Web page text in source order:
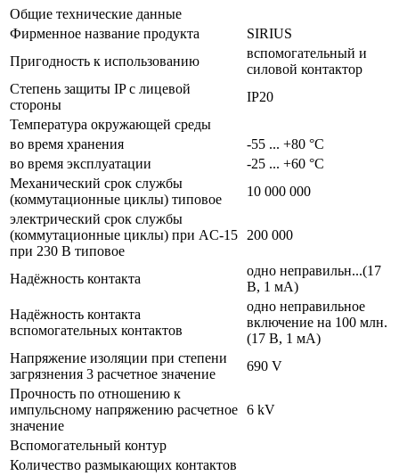
Общие технические данные
Фирменное название продукта
SIRIUS
Пригодность к использованию
вспомогательный и
силовой контактор
Степень защиты IP с лицевой
стороны
IP20
Температура окружающей среды
во время хранения
-55 ... +80 °C
во время эксплуатации
-25 ... +60 °C
Механический срок службы
(коммутационные циклы) типовое
10 000 000
электрический срок службы
(коммутационные циклы) при AC-15
при 230 В типовое
200 000
Надёжность контакта
одно неправильн...(17
В, 1 мА)
Надёжность контакта
вспомогательных контактов
одно неправильное
включение на 100 млн.
(17 В, 1 мА)
Напряжение изоляции при степени
загрязнения 3 расчетное значение
690 V
Прочность по отношению к
импульсному напряжению расчетное
значение
6 kV
Вспомогательный контур
Количество размыкающих контактов